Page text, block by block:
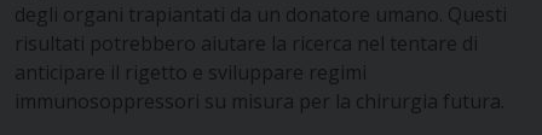
degli organi trapiantati da un donatore umano. Questi
risultati potrebbero aiutare la ricerca nel tentare di
anticipare il rigetto e sviluppare regimi
immunosoppressori su misura per la chirurgia futura.